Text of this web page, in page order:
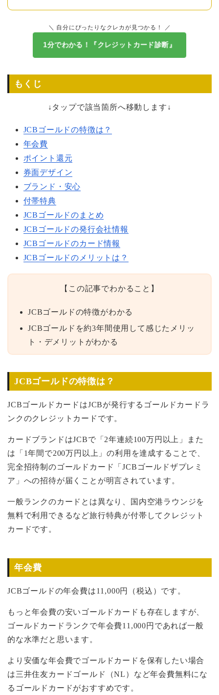
＼ 自分にぴったりなクレカが見つかる！ ／
1分でわかる！『クレジットカード診断』
もくじ
↓タップで該当箇所へ移動します↓
JCBゴールドの特徴は？
年会費
ポイント還元
券面デザイン
ブランド・安心
付帯特典
JCBゴールドのまとめ
JCBゴールドの発行会社情報
JCBゴールドのカード情報
JCBゴールドのメリットは？
【この記事でわかること】
JCBゴールドの特徴がわかる
JCBゴールドを約3年間使用して感じたメリッ
ト・デメリットがわかる
JCBゴールドの特徴は？
JCBゴールドカードはJCBが発行するゴールドカードラ
ンクのクレジットカードです。
カードブランドはJCBで「2年連続100万円以上」また
は「1年間で200万円以上」の利用を達成することで、
完全招待制のゴールドカード「JCBゴールドザプレミ
ア」への招待が届くことが明言されています。
一般ランクのカードとは異なり、国内空港ラウンジを
無料で利用できるなど旅行特典が付帯してクレジット
カードです。
年会費
JCBゴールドの年会費は11,000円（税込）です。
もっと年会費の安いゴールドカードも存在しますが、
ゴールドカードランクで年会費11,000円であれば一般
的な水準だと思います。
より安価な年会費でゴールドカードを保有したい場合
は三井住友カードゴールド（NL）など年会費無料にな
るゴールドカードがおすすめです。